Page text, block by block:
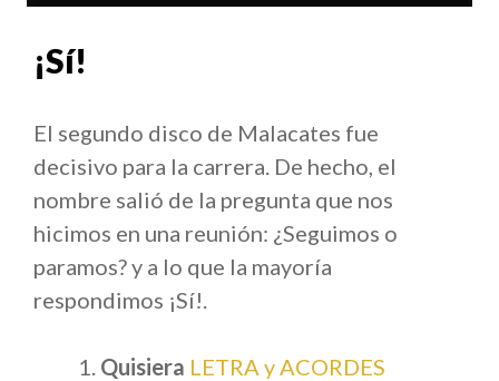
¡Sí!
El segundo disco de Malacates fue
decisivo para la carrera. De hecho, el
nombre salió de la pregunta que nos
hicimos en una reunión: ¿Seguimos o
paramos? y a lo que la mayoría
respondimos ¡Sí!.
Quisiera LETRA y ACORDES